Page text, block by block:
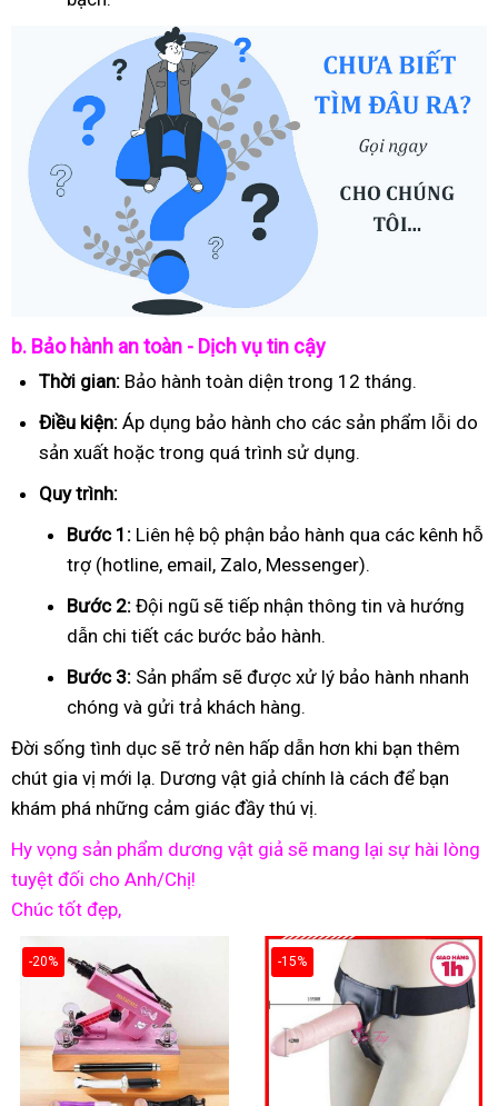
b. Bảo hành an toàn - Dịch vụ tin cậy
Thời gian: Bảo hành toàn diện trong 12 tháng.
Điều kiện: Áp dụng bảo hành cho các sản phẩm lỗi do
sản xuất hoặc trong quá trình sử dụng.
Quy trình:
Bước 1: Liên hệ bộ phận bảo hành qua các kênh hỗ
trợ (hotline, email, Zalo, Messenger).
Bước 2: Đội ngũ sẽ tiếp nhận thông tin và hướng
dẫn chi tiết các bước bảo hành.
Bước 3: Sản phẩm sẽ được xử lý bảo hành nhanh
chóng và gửi trả khách hàng.
Đời sống tình dục sẽ trở nên hấp dẫn hơn khi bạn thêm
chút gia vị mới lạ. Dương vật giả chính là cách để bạn
khám phá những cảm giác đầy thú vị.
Hy vọng sản phẩm dương vật giả sẽ mang lại sự hài lòng
tuyệt đối cho Anh/Chị!
Chúc tốt đẹp,
-20% -15%